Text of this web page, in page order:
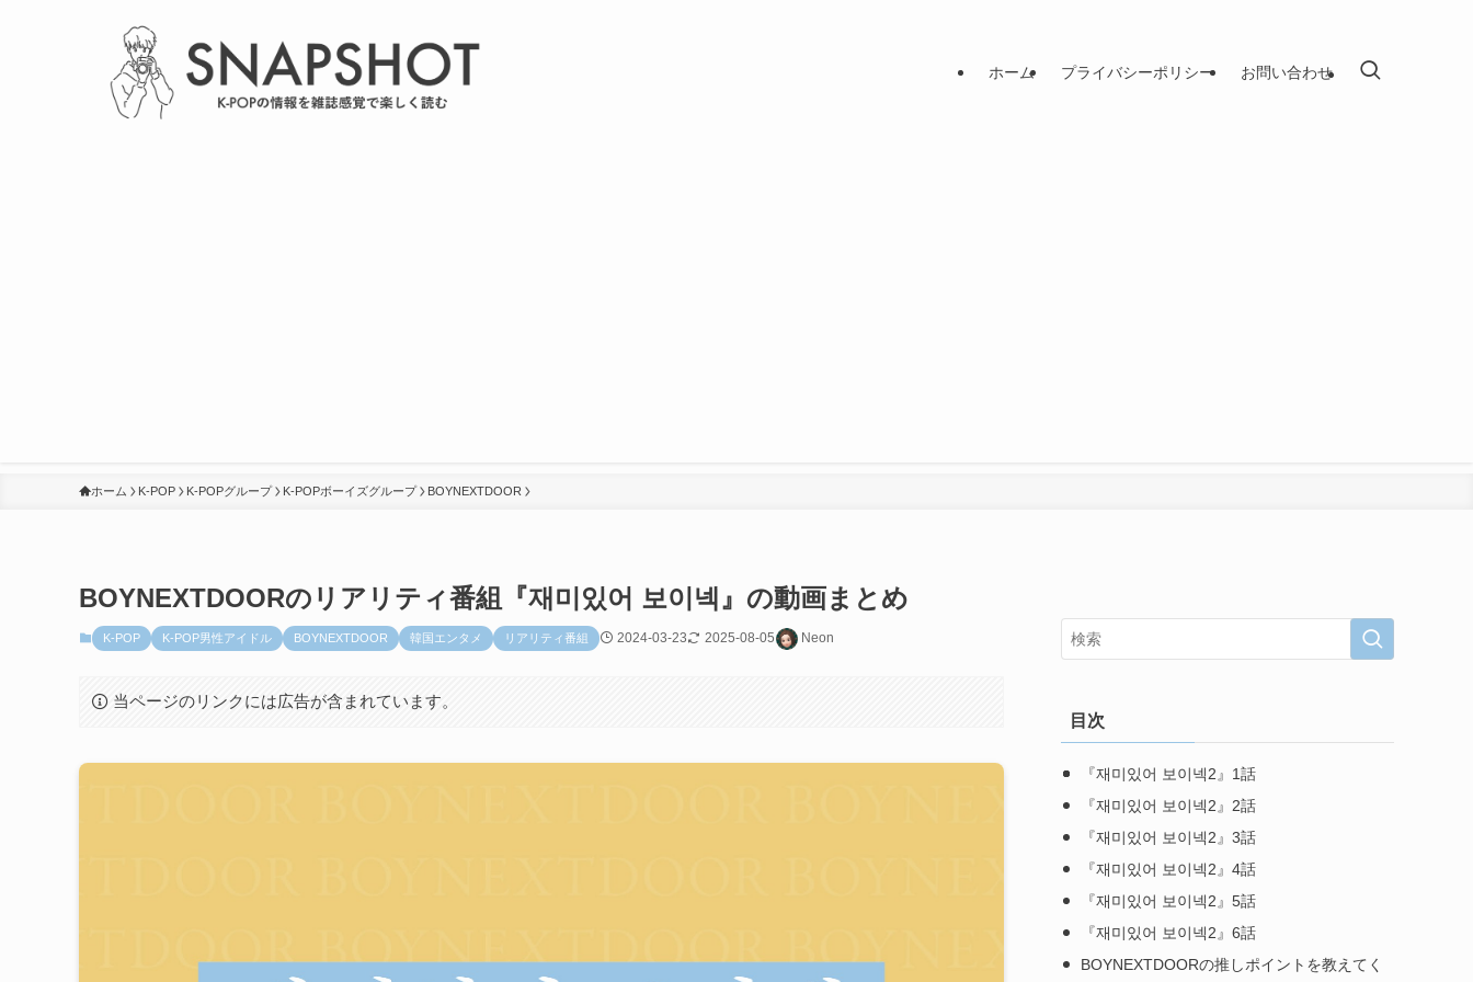
ホーム プライバシーポリシー お問い合わせ
ホーム K-POP K-POPグループ K-POPボーイズグループ BOYNEXTDOOR
BOYNEXTDOORのリアリティ番組『재미있어 보이넥』の動画まとめ
K-POP K-POP男性アイドル BOYNEXTDOOR 韓国エンタメ リアリティ番組 2024-03-23 2025-08-05 Neon
当ページのリンクには広告が含まれています。
目次
『재미있어 보이넥2』1話
『재미있어 보이넥2』2話
『재미있어 보이넥2』3話
『재미있어 보이넥2』4話
『재미있어 보이넥2』5話
『재미있어 보이넥2』6話
BOYNEXTDOORの推しポイントを教えてく